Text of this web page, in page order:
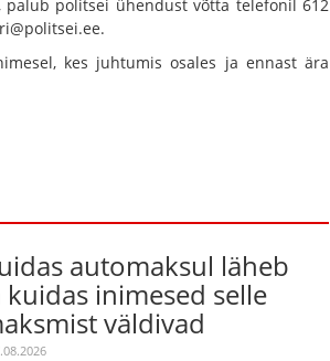
politsei ühendust võtta telefonil 612
kes juhtumis osales ja ennast ära
automaksul läheb
kuidas inimesed selle
väldivad